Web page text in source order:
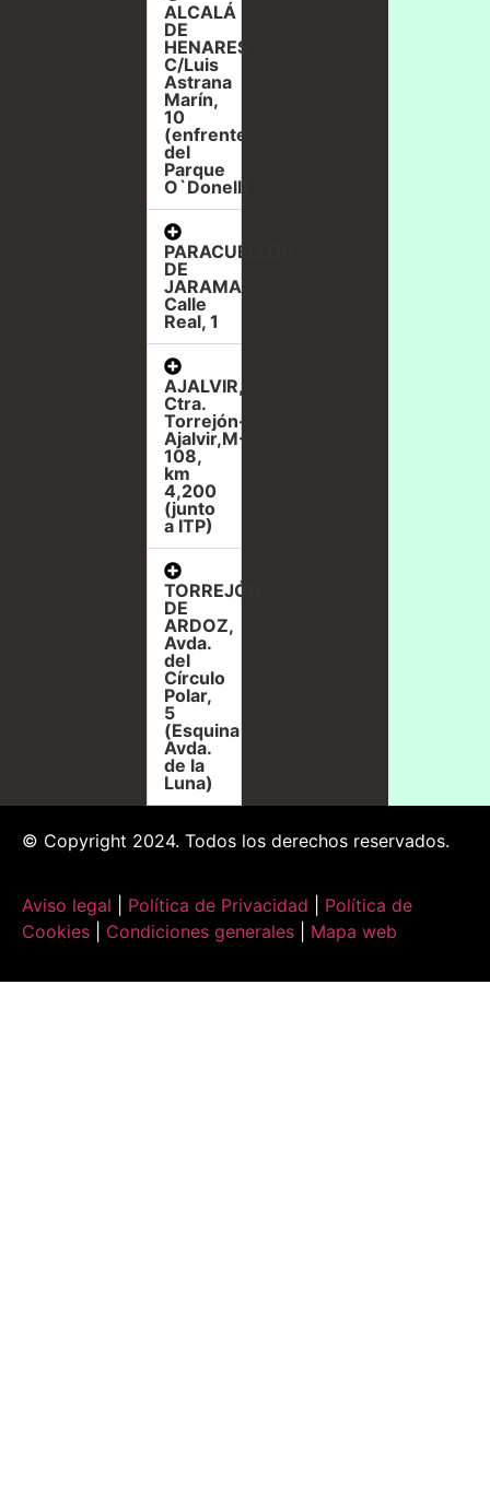
ALCALÁ
DE
HENARES,
C/Luis
Astrana
Marín,
10
(enfrente
del
Parque
O`Donell)
PARACUELLOS
DE
JARAMA,
Calle
Real, 1
AJALVIR,
Ctra.
Torrejón-
Ajalvir,M-
108,
km
4,200
(junto
a ITP)
TORREJÓN
DE
ARDOZ,
Avda.
del
Círculo
Polar,
5
(Esquina
Avda.
de la
Luna)
© Copyright 2024. Todos los derechos reservados.
Aviso legal Política de Privacidad
Política de
Cookies
Condiciones generales Mapa web